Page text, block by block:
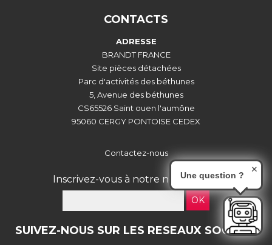
CONTACTS
ADRESSE
BRANDT FRANCE
Site pièces détachées
Parc d'activités des béthunes
5, Avenue des béthunes
CS65526 Saint ouen l'aumône
95060 CERGY PONTOISE CEDEX
Contactez-nous
Inscrivez-vous à notre newsletter :
OK
SUIVEZ-NOUS SUR LES RESEAUX SOCIAUX
Une question ?
✕